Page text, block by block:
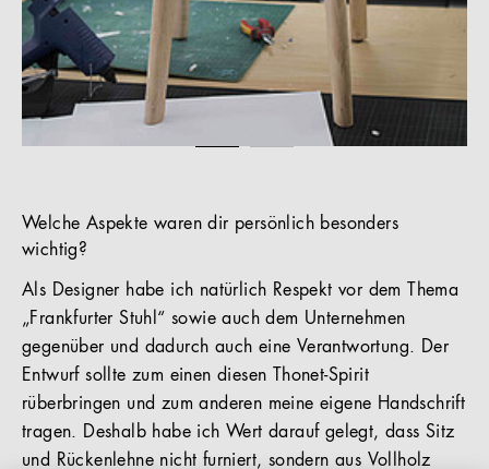
Welche Aspekte waren dir persönlich besonders
wichtig?
Als Designer habe ich natürlich Respekt vor dem Thema
„Frankfurter Stuhl“ sowie auch dem Unternehmen
gegenüber und dadurch auch eine Verantwortung. Der
Entwurf sollte zum einen diesen Thonet-Spirit
rüberbringen und zum anderen meine eigene Handschrift
tragen. Deshalb habe ich Wert darauf gelegt, dass Sitz
und Rückenlehne nicht furniert, sondern aus Vollholz